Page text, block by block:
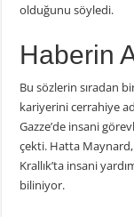
olduğunu söyledi.
Haberin
Bu sözlerin sıradan
kariyerini cerrahiye
Gazze’de insani
çekti. Hatta Maynard,
Krallık’ta insani
biliniyor.